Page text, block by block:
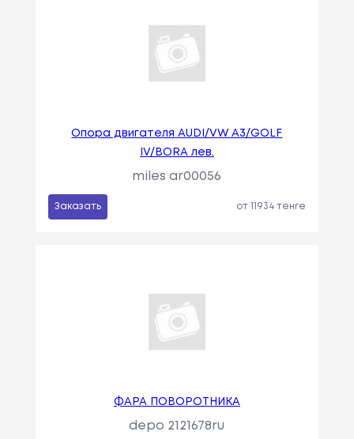
Опора двигателя AUDI/VW A3/GOLF
IV/BORA лев.
miles ar00056
Заказать от 11934 тенге
ФАРА ПОВОРОТНИКА
depo 2121678ru